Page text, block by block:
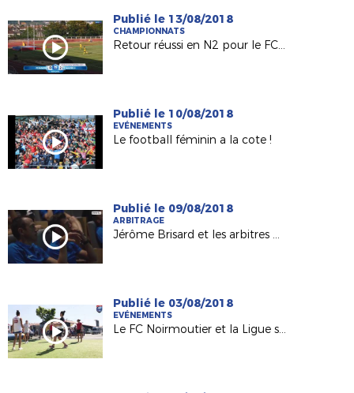
Publié le 13/08/2018
CHAMPIONNATS
Retour réussi en N2 pour le FC Nantes !
Publié le 10/08/2018
EVÉNEMENTS
Le football féminin a la cote !
Publié le 09/08/2018
ARBITRAGE
Jérôme Brisard et les arbitres de L1 préparés au "VAR" !
Publié le 03/08/2018
EVÉNEMENTS
Le FC Noirmoutier et la Ligue sur le Tour de France 2018